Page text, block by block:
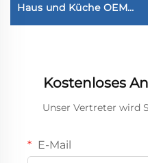
Haus und Küche OEM
ODM Silikon
Kostenloses
Unser Vertreter wird
E-Mail